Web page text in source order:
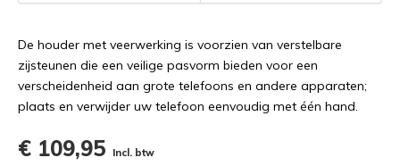
De houder met veerwerking is voorzien van verstelbare
zijsteunen die een veilige pasvorm bieden voor een
verscheidenheid aan grote telefoons en andere apparaten;
plaats en verwijder uw telefoon eenvoudig met één hand.
€ 109,95
Incl. btw